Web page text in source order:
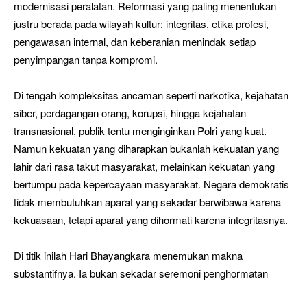
modernisasi peralatan. Reformasi yang paling menentukan
justru berada pada wilayah kultur: integritas, etika profesi,
pengawasan internal, dan keberanian menindak setiap
penyimpangan tanpa kompromi.
Di tengah kompleksitas ancaman seperti narkotika, kejahatan
siber, perdagangan orang, korupsi, hingga kejahatan
transnasional, publik tentu menginginkan Polri yang kuat.
Namun kekuatan yang diharapkan bukanlah kekuatan yang
lahir dari rasa takut masyarakat, melainkan kekuatan yang
bertumpu pada kepercayaan masyarakat. Negara demokratis
tidak membutuhkan aparat yang sekadar berwibawa karena
kekuasaan, tetapi aparat yang dihormati karena integritasnya.
Di titik inilah Hari Bhayangkara menemukan makna
substantifnya. Ia bukan sekadar seremoni penghormatan